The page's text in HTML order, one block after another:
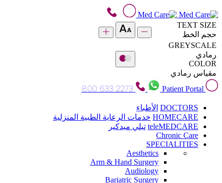
TEXT SIZE
حجم الخط
GREYSCALE
رمادي
COLOR
مقياس رمادي
Patient Portal
800 633 2273
DOCTORS الأطباء
HOMECARE خدمات الرعاية الطبية المنزلية
teleMEDCARE تيلي ميدكير
Chronic Care
SPECIALITIES
Aesthetics
Arm & Hand Surgery
Audiology
Bariatric Surgery